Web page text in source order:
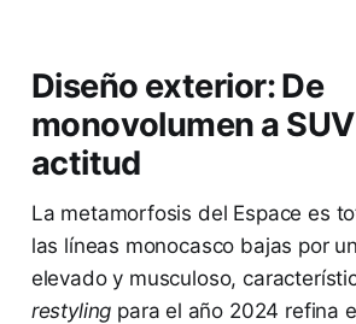
Diseño exterior: De
monovolumen a
actitud
La metamorfosis del Espace es
las líneas monocasco bajas por
elevado y musculoso,
restyling para el año 2024 refina